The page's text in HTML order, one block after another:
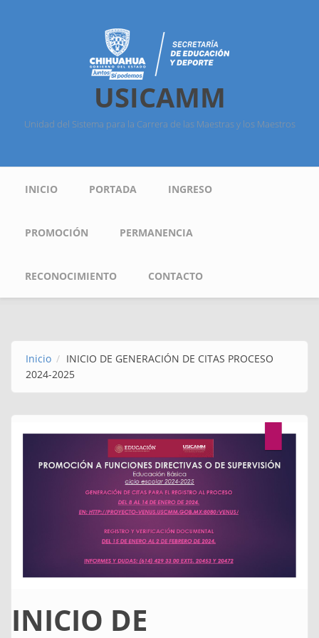
USICAMM
Unidad del Sistema para la Carrera de las Maestras y los Maestros
Menú principal
INICIO PORTADA INGRESO
PROMOCIÓN PERMANENCIA
RECONOCIMIENTO CONTACTO
Inicio
INICIO DE GENERACIÓN DE CITAS PROCESO
2024-2025
INICIO DE